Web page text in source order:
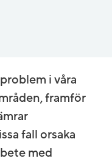
i våra
framför
fall orsaka
med